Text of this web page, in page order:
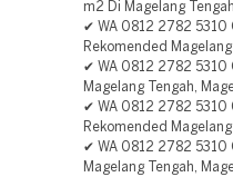
m2 Di Magelang
✔ WA 0812 2782 5310
Rekomended
✔ WA 0812 2782 5310
Magelang Tengah,
✔ WA 0812 2782 5310
Rekomended
✔ WA 0812 2782 5310
Magelang Tengah,